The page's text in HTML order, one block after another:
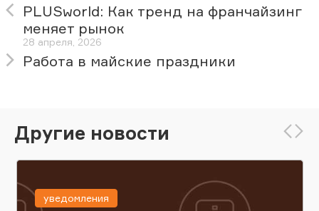
PLUSworld: Как тренд на франчайзинг
меняет рынок
28 апреля, 2026
Работа в майские праздники
Другие новости
уведомления